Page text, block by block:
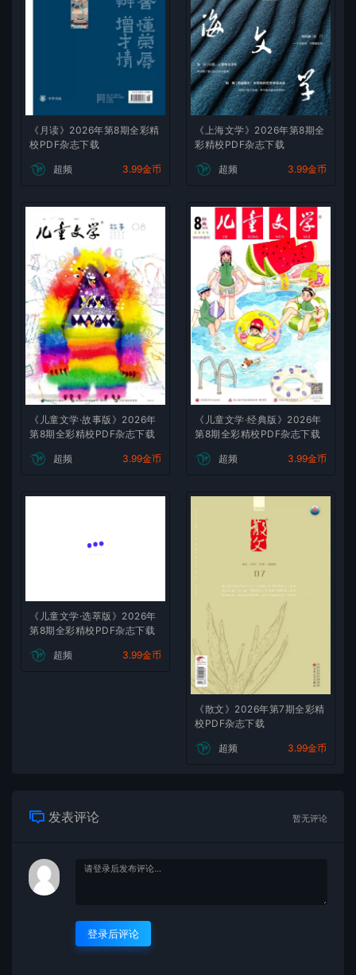
《月读》2026年第8期全彩精
校PDF杂志下载
超频 3.99金币
《上海文学》2026年第8期全
彩精校PDF杂志下载
超频 3.99金币
《儿童文学·故事版》2026年
第8期全彩精校PDF杂志下载
超频 3.99金币
《儿童文学·经典版》2026年
第8期全彩精校PDF杂志下载
超频 3.99金币
《儿童文学·选萃版》2026年
第8期全彩精校PDF杂志下载
超频 3.99金币
《散文》2026年第7期全彩精
校PDF杂志下载
超频 3.99金币
发表评论 暂无评论
登录后评论